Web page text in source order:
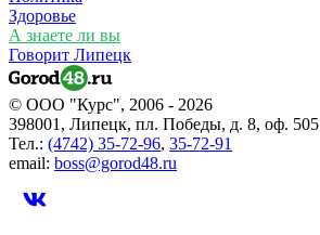
Здоровье
А знаете ли вы
Говорит Липецк
© ООО "Курс", 2006 - 2026
398001, Липецк, пл. Победы, д. 8, оф. 505
Тел.: (4742) 35-72-96, 35-72-91
email: boss@gorod48.ru